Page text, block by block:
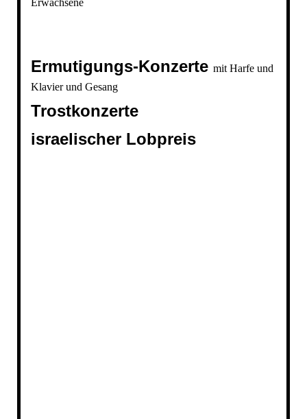
Erwachsene
Ermutigungs-Konzerte mit Harfe und
Klavier und Gesang
Trostkonzerte
israelischer Lobpreis